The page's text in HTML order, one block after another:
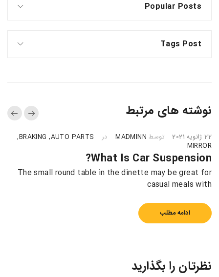
Popular Posts
Tags Post
نوشته های مرتبط
22 ژانویه 2021 توسط MADMINN در AUTO PARTS
,
BRAKING
,
MIRROR
What Is Car Suspension?
The small round table in the dinette may be great for
casual meals with
ادامه مطلب
نظرتان را بگذارید